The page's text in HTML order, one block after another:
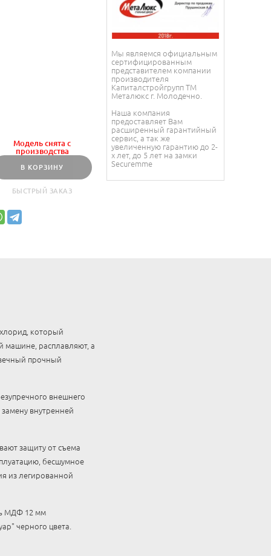
Модель снята с
производства
В КОРЗИНУ
БЫСТРЫЙ ЗАКАЗ
Мы являемся официальным
сертифицированным
представителем компании
производителя
Капиталстройгрупп ТМ
Металюкс г. Молодечно.
Наша компания
предоставляет Вам
расширенный гарантийный
сервис, а так же
увеличенную гарантию до 2-
х лет, до 5 лет на замки
Securemme
который
машине, расплавляют, а
прочный
внешнего
внутренней
защиту от съема
бесшумное
из легированной
МДФ 12 мм
черного цвета.